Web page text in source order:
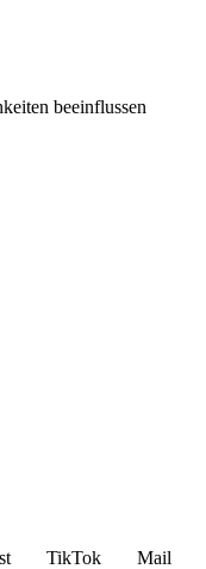
beeinflussen
TikTok Mail